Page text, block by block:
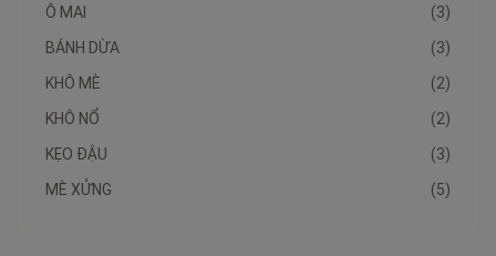
(3)
Ô MAI
(3)
BÁNH DỪA
(2)
KHÔ MÈ
(2)
KHÔ NỔ
(3)
KẸO ĐẬU
(5)
MÈ XỬNG